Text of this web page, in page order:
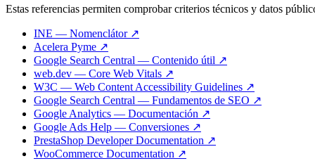
Estas referencias permiten comprobar criterios técnicos y datos
INE — Nomenclátor ↗
Acelera Pyme ↗
Google Search Central — Contenido útil ↗
web.dev — Core Web Vitals ↗
W3C — Web Content Accessibility Guidelines ↗
Google Search Central — Fundamentos de SEO ↗
Google Analytics — Documentación ↗
Google Ads Help — Conversiones ↗
PrestaShop Developer Documentation ↗
WooCommerce Documentation ↗